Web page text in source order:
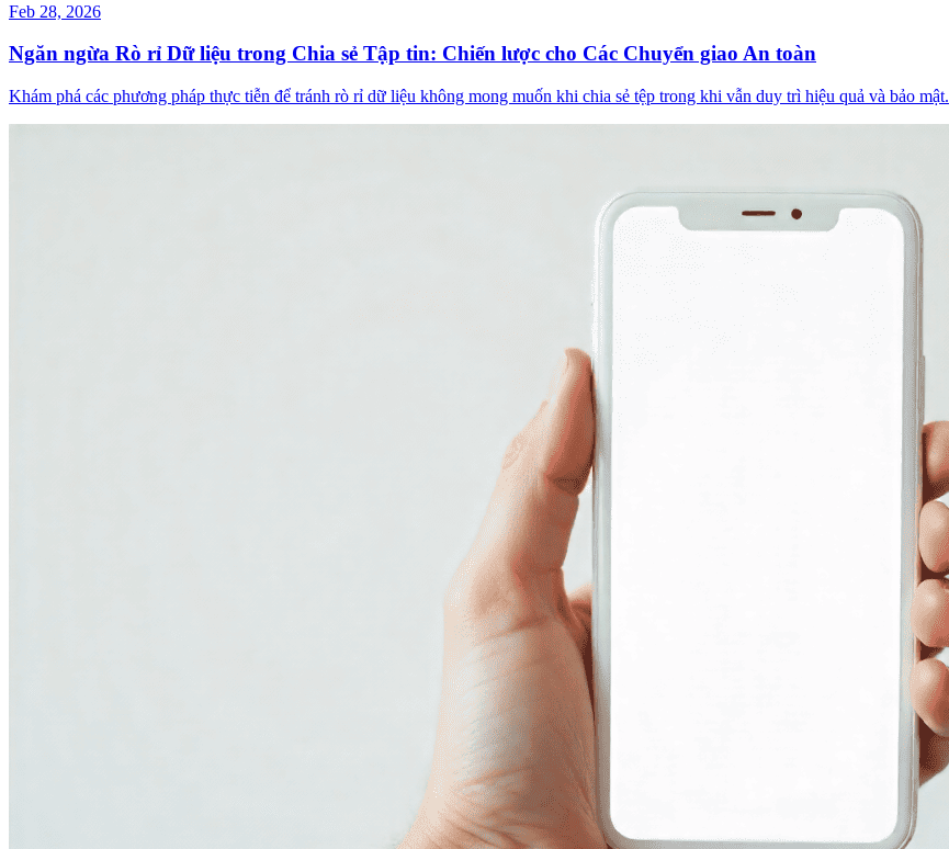
Feb 28, 2026
Ngăn ngừa Rò rỉ Dữ liệu trong Chia sẻ Tập tin: Chiến lược cho Các Chuyển giao An toàn
Khám phá các phương pháp thực tiễn để tránh rò rỉ dữ liệu không mong muốn khi chia sẻ tệp trong khi vẫn duy trì hiệu quả và bảo mật.